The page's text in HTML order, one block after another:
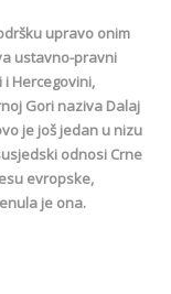
upravo onim
ustavno-pravni
Hercegovini,
Gori naziva Dalaj
je još jedan u nizu
odnosi Crne
evropske,
je ona.